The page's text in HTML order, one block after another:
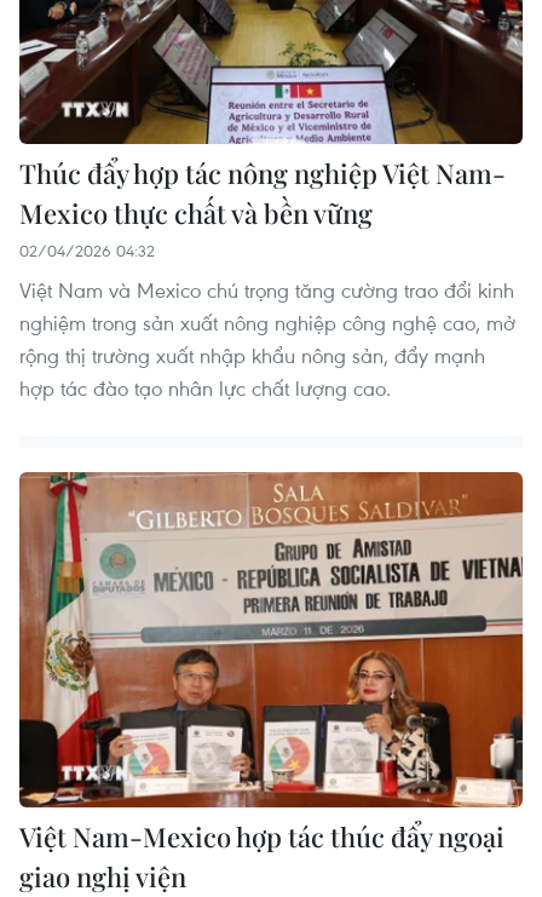
Thúc đẩy hợp tác nông nghiệp Việt Nam-
Mexico thực chất và bền vững
02/04/2026 04:32
Việt Nam và Mexico chú trọng tăng cường trao đổi kinh
nghiệm trong sản xuất nông nghiệp công nghệ cao, mở
rộng thị trường xuất nhập khẩu nông sản, đẩy mạnh
hợp tác đào tạo nhân lực chất lượng cao.
Việt Nam-Mexico hợp tác thúc đẩy ngoại
giao nghị viện